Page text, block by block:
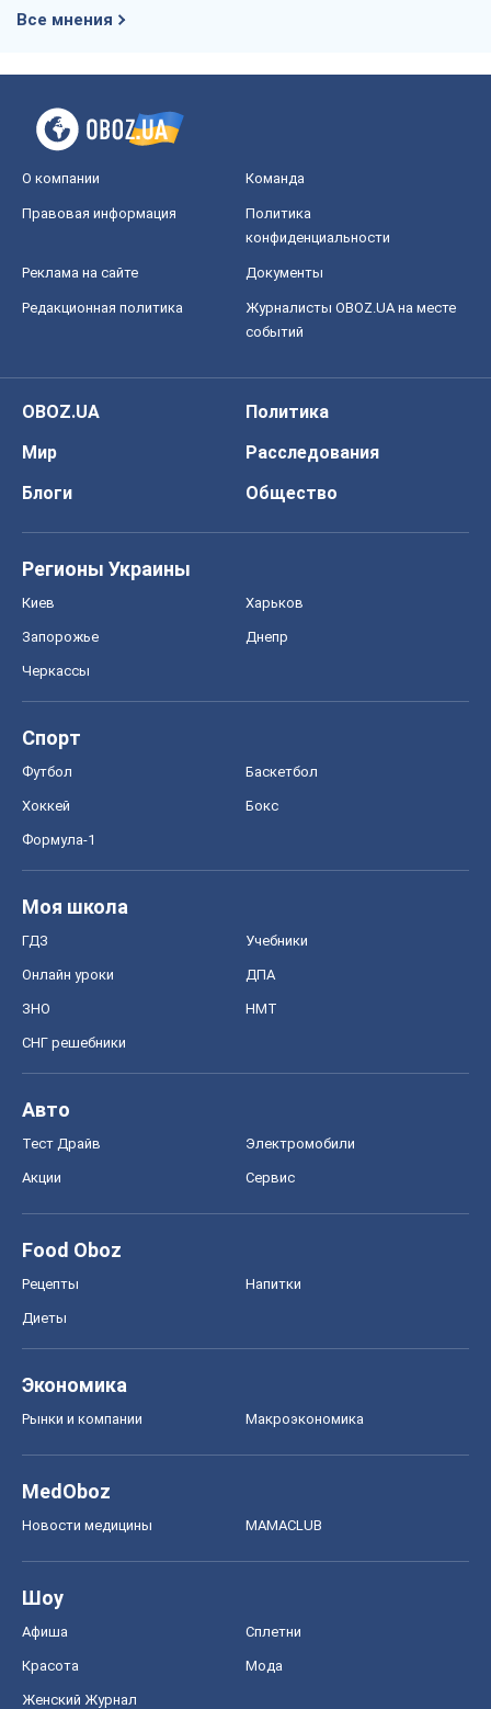
Все мнения
О компании Команда
Правовая информация
Политика
конфиденциальности
Реклама на сайте Документы
Редакционная политика
Журналисты OBOZ.UA на месте
событий
OBOZ.UA
Политика
Мир
Расследования
Блоги
Общество
Регионы Украины
Киев Харьков
Запорожье Днепр
Черкассы
Спорт
Футбол Баскетбол
Хоккей Бокс
Формула-1
Моя школа
ГДЗ Учебники
Онлайн уроки ДПА
ЗНО НМТ
СНГ решебники
Авто
Тест Драйв Электромобили
Акции Сервис
Food Oboz
Рецепты Напитки
Диеты
Экономика
Рынки и компании Mакроэкономика
MedOboz
Новости медицины MAMACLUB
Шоу
Афиша Сплетни
Красота Мода
Женский Журнал